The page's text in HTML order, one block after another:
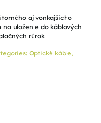
aj vonkajšieho
uloženie do káblových
rúrok
Optické káble,